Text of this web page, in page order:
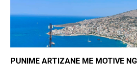
PUNIME ARTIZANE ME MOTIVE